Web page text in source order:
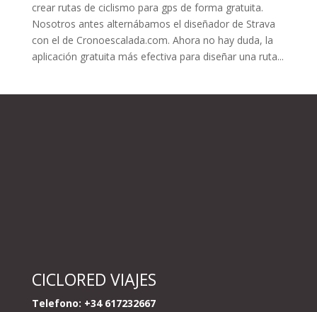
crear rutas de ciclismo para gps de forma gratuita.
Nosotros antes alternábamos el diseñador de Strava
con el de Cronoescalada.com. Ahora no hay duda, la
aplicación gratuita más efectiva para diseñar una ruta...
CICLORED VIAJES
Telefono: +34 617232667